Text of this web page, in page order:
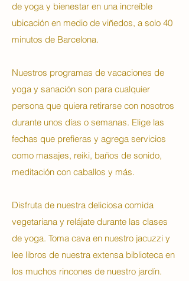
de yoga y bienestar en una increíble
ubicación en medio de viñedos, a solo 40
minutos de Barcelona.
Nuestros programas de vacaciones de
yoga y sanación son para cualquier
persona que quiera retirarse con nosotros
durante unos días o semanas. Elige las
fechas que prefieras y agrega servicios
como masajes, reiki, baños de sonido,
meditación con caballos y más.
Disfruta de nuestra deliciosa comida
vegetariana y relájate durante las clases
de yoga. Toma cava en nuestro jacuzzi y
lee libros de nuestra extensa biblioteca en
los muchos rincones de nuestro jardín.